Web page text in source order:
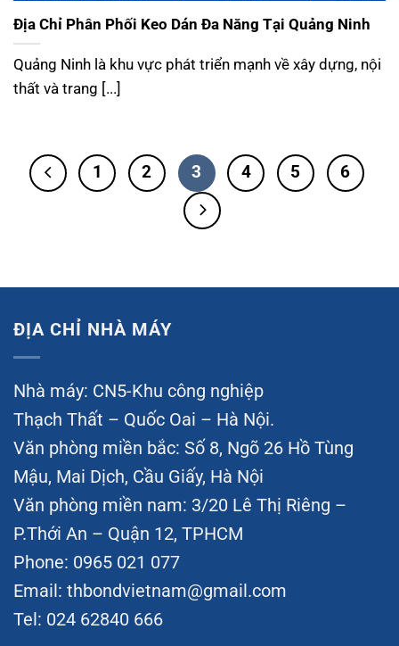
Địa Chỉ Phân Phối Keo Dán Đa Năng Tại Quảng Ninh
Quảng Ninh là khu vực phát triển mạnh về xây dựng, nội
thất và trang [...]
1 2 3 4 5 6
ĐỊA CHỈ NHÀ MÁY
Nhà máy: CN5-Khu công nghiệp
Thạch Thất – Quốc Oai – Hà Nội.
Văn phòng miền bắc: Số 8, Ngõ 26 Hồ Tùng
Mậu, Mai Dịch, Cầu Giấy, Hà Nội
Văn phòng miền nam: 3/20 Lê Thị Riêng –
P.Thới An – Quận 12, TPHCM
Phone: 0965 021 077
Email: thbondvietnam@gmail.com
Tel: 024 62840 666